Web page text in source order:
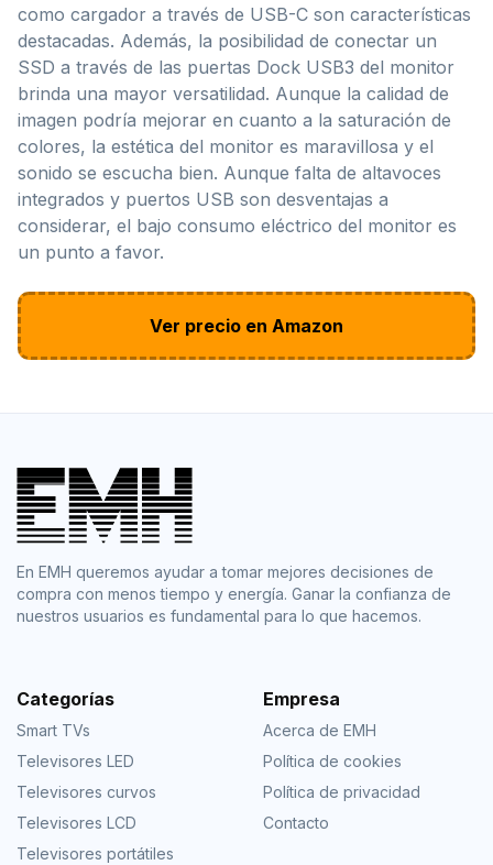
como cargador a través de USB-C son características
destacadas. Además, la posibilidad de conectar un
SSD a través de las puertas Dock USB3 del monitor
brinda una mayor versatilidad. Aunque la calidad de
imagen podría mejorar en cuanto a la saturación de
colores, la estética del monitor es maravillosa y el
sonido se escucha bien. Aunque falta de altavoces
integrados y puertos USB son desventajas a
considerar, el bajo consumo eléctrico del monitor es
un punto a favor.
Ver precio en Amazon
En EMH queremos ayudar a tomar mejores decisiones de
compra con menos tiempo y energía. Ganar la confianza de
nuestros usuarios es fundamental para lo que hacemos.
Categorías
Smart TVs
Televisores LED
Televisores curvos
Televisores LCD
Televisores portátiles
Empresa
Acerca de EMH
Política de cookies
Política de privacidad
Contacto